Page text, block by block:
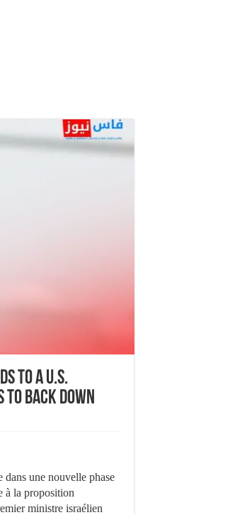
to a U.S.
to back down
une nouvelle phase
à la proposition
ministre israélien